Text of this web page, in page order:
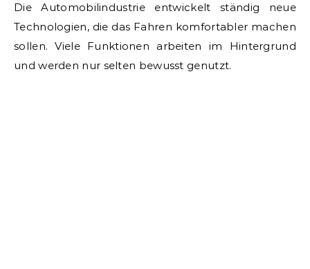
Die Automobilindustrie entwickelt ständig neue
Technologien, die das Fahren komfortabler machen
sollen. Viele Funktionen arbeiten im Hintergrund
und werden nur selten bewusst genutzt.